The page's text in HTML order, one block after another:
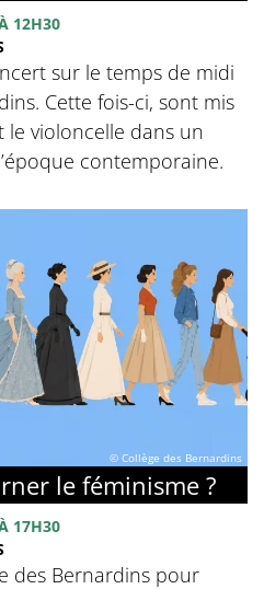
12H30
sur le temps de midi
Cette fois-ci, sont mis
le violoncelle dans un
contemporaine.
© Collège des Bernardins
le féminisme ?
17H30
des Bernardins pour